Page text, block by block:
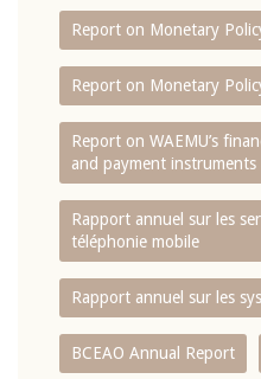
Report on Monetary
Report on Monetary
Report on WAEMU’s
and payment instruments
Rapport annuel sur les
téléphonie mobile
Rapport annuel sur les
BCEAO Annual Report